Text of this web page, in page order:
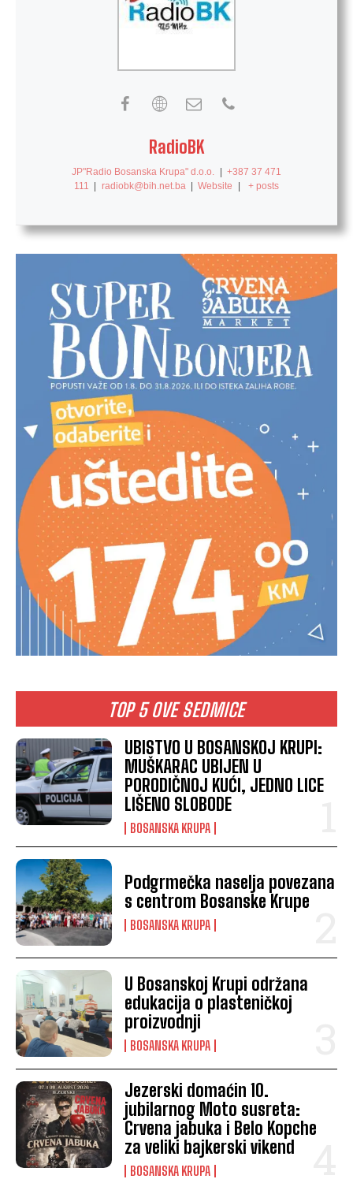
TOP 5 OVE SEDMICE
UBISTVO U BOSANSKOJ KRUPI:
MUŠKARAC UBIJEN U
PORODIČNOJ KUĆI, JEDNO LICE
LIŠENO SLOBODE
BOSANSKA KRUPA
Podgrmečka naselja povezana
s centrom Bosanske Krupe
BOSANSKA KRUPA
U Bosanskoj Krupi održana
edukacija o plasteničkoj
proizvodnji
BOSANSKA KRUPA
Jezerski domaćin 10.
jubilarnog Moto susreta:
Crvena jabuka i Belo Kopche
za veliki bajkerski vikend
BOSANSKA KRUPA
RadioBK
JP"Radio Bosanska Krupa" d.o.o.
+387 37 471
111
radiobk@bih.net.ba Website + posts